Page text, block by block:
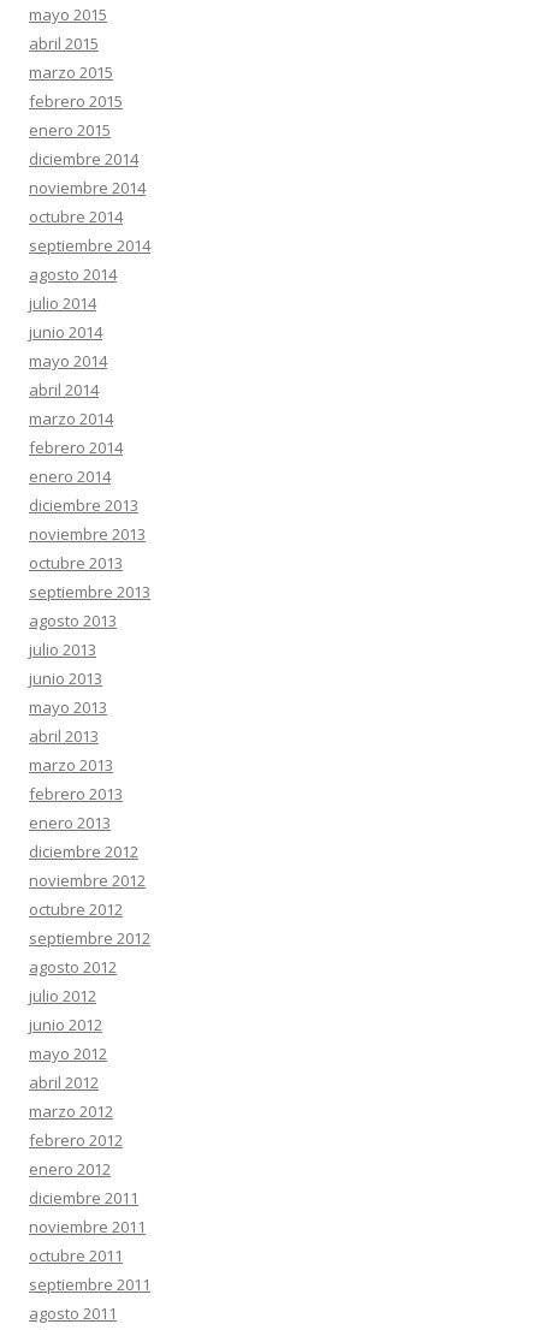
mayo 2015
abril 2015
marzo 2015
febrero 2015
enero 2015
diciembre 2014
noviembre 2014
octubre 2014
septiembre 2014
agosto 2014
julio 2014
junio 2014
mayo 2014
abril 2014
marzo 2014
febrero 2014
enero 2014
diciembre 2013
noviembre 2013
octubre 2013
septiembre 2013
agosto 2013
julio 2013
junio 2013
mayo 2013
abril 2013
marzo 2013
febrero 2013
enero 2013
diciembre 2012
noviembre 2012
octubre 2012
septiembre 2012
agosto 2012
julio 2012
junio 2012
mayo 2012
abril 2012
marzo 2012
febrero 2012
enero 2012
diciembre 2011
noviembre 2011
octubre 2011
septiembre 2011
agosto 2011